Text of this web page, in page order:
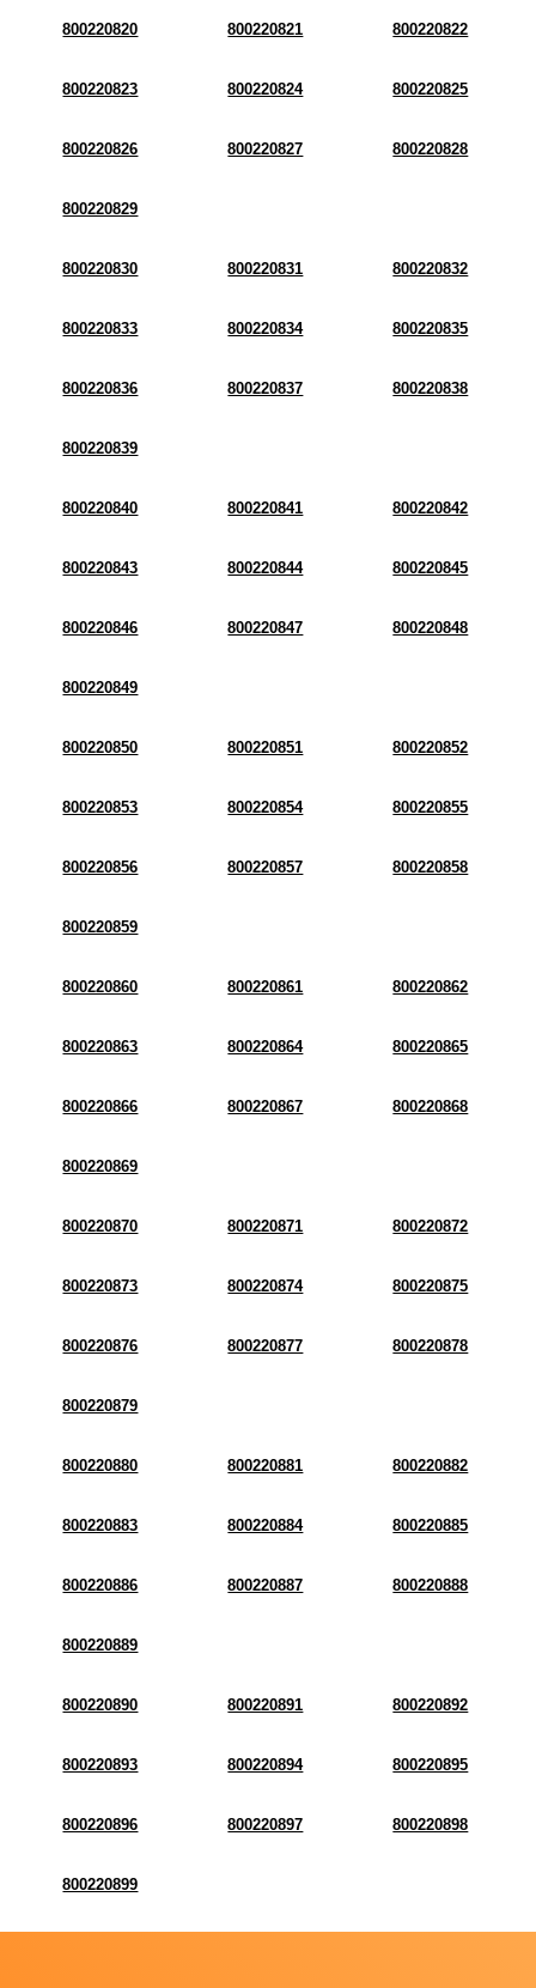
800220820 800220821 800220822
800220823 800220824 800220825
800220826 800220827 800220828
800220829
800220830 800220831 800220832
800220833 800220834 800220835
800220836 800220837 800220838
800220839
800220840 800220841 800220842
800220843 800220844 800220845
800220846 800220847 800220848
800220849
800220850 800220851 800220852
800220853 800220854 800220855
800220856 800220857 800220858
800220859
800220860 800220861 800220862
800220863 800220864 800220865
800220866 800220867 800220868
800220869
800220870 800220871 800220872
800220873 800220874 800220875
800220876 800220877 800220878
800220879
800220880 800220881 800220882
800220883 800220884 800220885
800220886 800220887 800220888
800220889
800220890 800220891 800220892
800220893 800220894 800220895
800220896 800220897 800220898
800220899